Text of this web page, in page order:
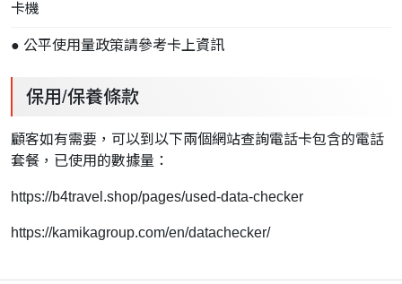
卡機
● 公平使用量政策請參考卡上資訊
保用/保養條款
顧客如有需要，可以到以下兩個網站查詢電話卡包含的電話
套餐，已使用的數據量：
https://b4travel.shop/pages/used-data-checker
https://kamikagroup.com/en/datachecker/